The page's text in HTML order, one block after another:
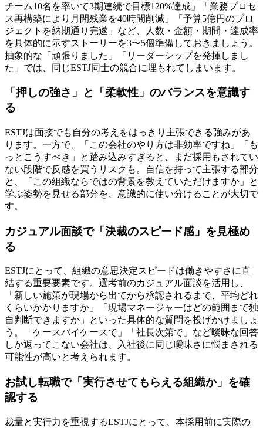
チーム10名を率いて3期連続で目標120%達成」「業務プロセ
ス再構築により月間残業を40時間削減」「予算5億円のプロ
ジェクトを納期通り完遂」など、人数・金額・期間・達成率
を具体的に示すストーリーを3〜5個準備しておきましょう。
抽象的な「頑張りました」「リーダーシップを発揮しまし
た」では、同じESTJ同士の競合に埋もれてしまいます。
「押しの強さ」と「柔軟性」のバランスを意識す
る
ESTJは面接でも自分の考えをはっきり主張できる強みがあ
ります。一方で、「この会社のやり方は非効率ですね」「も
っとこうすべき」と踏み込みすぎると、まだ採用もされてい
ない段階で反感を買うリスクも。自信を持って主張する部分
と、「この組織ならではの背景を教えていただけますか」と
学ぶ姿勢を見せる部分を、意識的に使い分けることが大切で
す。
カジュアル面談で「決裁のスピード感」を見極め
る
ESTJにとって、組織の意思決定スピードは働きやすさに直
結する重要要素です。選考前のカジュアル面談を活用し、
「新しい施策が現場から出てから承認されるまで、平均どれ
くらいかかりますか」「現場マネージャーはどの範囲まで独
自判断できますか」といった具体的な質問を投げかけましょ
う。「ケースバイケースで」「社長次第で」など曖昧な回答
しか返ってこない会社は、入社後に同じ曖昧さに悩まされる
可能性が高いと考えられます。
お試し転職で「実行させてもらえる組織か」を確
認する
裁量と実行力を重視するESTJにとって、本採用前に実際の